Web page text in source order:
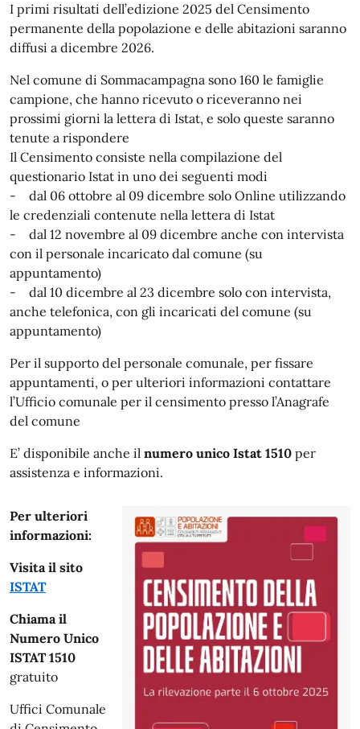
I primi risultati dell’edizione 2025 del Censimento
permanente della popolazione e delle abitazioni saranno
diffusi a dicembre 2026.
Nel comune di Sommacampagna sono 160 le famiglie
campione, che hanno ricevuto o riceveranno nei
prossimi giorni la lettera di Istat, e solo queste saranno
tenute a rispondere
Il Censimento consiste nella compilazione del
questionario Istat in uno dei seguenti modi
- dal 06 ottobre al 09 dicembre solo Online utilizzando
le credenziali contenute nella lettera di Istat
- dal 12 novembre al 09 dicembre anche con intervista
con il personale incaricato dal comune (su
appuntamento)
- dal 10 dicembre al 23 dicembre solo con intervista,
anche telefonica, con gli incaricati del comune (su
appuntamento)
Per il supporto del personale comunale, per fissare
appuntamenti, o per ulteriori informazioni contattare
l’Ufficio comunale per il censimento presso l’Anagrafe
del comune
E’ disponibile anche il numero unico Istat 1510 per
assistenza e informazioni.
Per ulteriori
informazioni:
Visita il sito
ISTAT
Chiama il
Numero Unico
ISTAT 1510
gratuito
Uffici Comunale